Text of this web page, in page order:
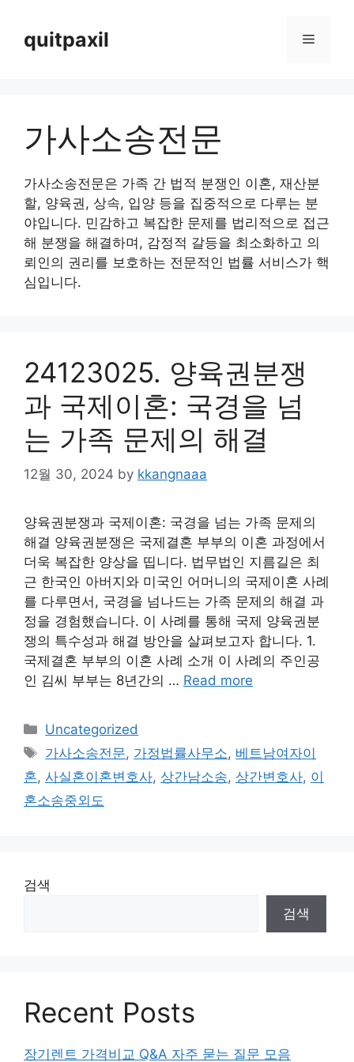
contentquitpaxil Menu
가사소송전문
가사소송전문은 가족 간 법적 분쟁인 이혼, 재산분
할, 양육권, 상속, 입양 등을 집중적으로 다루는 분
야입니다. 민감하고 복잡한 문제를 법리적으로 접근
해 분쟁을 해결하며, 감정적 갈등을 최소화하고 의
뢰인의 권리를 보호하는 전문적인 법률 서비스가 핵
심입니다.
24123025. 양육권분쟁
과 국제이혼: 국경을 넘
는 가족 문제의 해결
12월 30, 2024 by kkangnaaa
양육권분쟁과 국제이혼: 국경을 넘는 가족 문제의
해결 양육권분쟁은 국제결혼 부부의 이혼 과정에서
더욱 복잡한 양상을 띱니다. 법무법인 지름길은 최
근 한국인 아버지와 미국인 어머니의 국제이혼 사례
를 다루면서, 국경을 넘나드는 가족 문제의 해결 과
정을 경험했습니다. 이 사례를 통해 국제 양육권분
쟁의 특수성과 해결 방안을 살펴보고자 합니다. 1.
국제결혼 부부의 이혼 사례 소개 이 사례의 주인공
인 김씨 부부는 8년간의 … Read more
Categories
Uncategorized
Tags
가사소송전문, 가정법률사무소, 베트남여자이
혼, 사실혼이혼변호사, 상간남소송, 상간변호사, 이
혼소송중외도
검색
검색
Recent Posts
장기렌트 가격비교 Q&A 자주 묻는 질문 모음